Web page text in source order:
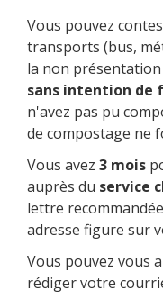
Vous pouvez
transports (bus,
la non
sans intention de
n'avez pas pu
de compostage ne
Vous avez 3 mois
auprès du service
lettre
adresse figure sur
Vous pouvez vous
rédiger votre